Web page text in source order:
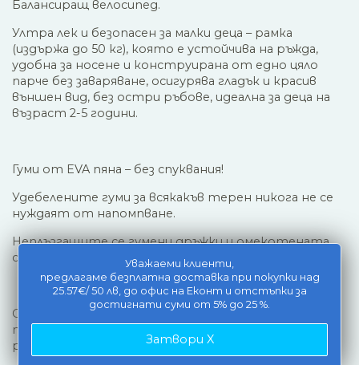
Уважаеми клиенти,
предлагаме безплатна доставка при покупки над
25.57€/ 50 лв, до офис на Еконт и отстъпки за
достигнати суми от 5% до 25 %.
Затвори X
Балансиращ велосипед.
Ултра лек и безопасен за малки деца – рамка
(издържа до 50 кг), която е устойчива на ръжда,
удобна за носене и конструирана от едно цяло
парче без заваряване, осигурява гладък и красив
външен вид, без остри ръбове, идеална за деца на
възраст 2-5 години.
Гуми от EVA пяна – без спуквания!
Удебелените гуми за всякакъв терен никога не се
нуждаят от напомпване.
Неплъзгащите се гумени дръжки и омекотената
седалка осигуряват комфорт на вашето дете.
Седалката се регулира от 36 см до 45 см,
подходяща за деца на възраст 2-5 години, докато
растат.